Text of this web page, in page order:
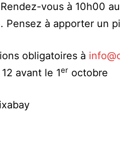
vous à 10h00
Pensez à apporter un
obligatoires à
avant le 1er octobre